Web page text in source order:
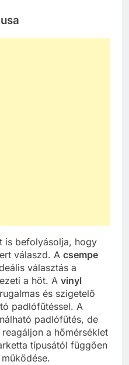
is befolyásolja, hogy
válaszd. A csempe
választás a
a hőt. A vinyl
és szigetelő
padlófűtéssel. A
padlófűtés, de
a hőmérséklet
típusától függően